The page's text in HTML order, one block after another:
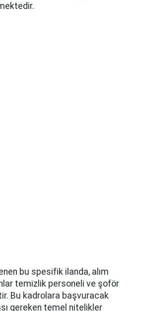
bu spesifik ilanda, alım
temizlik personeli ve şoför
Bu kadrolara başvuracak
gereken temel nitelikler